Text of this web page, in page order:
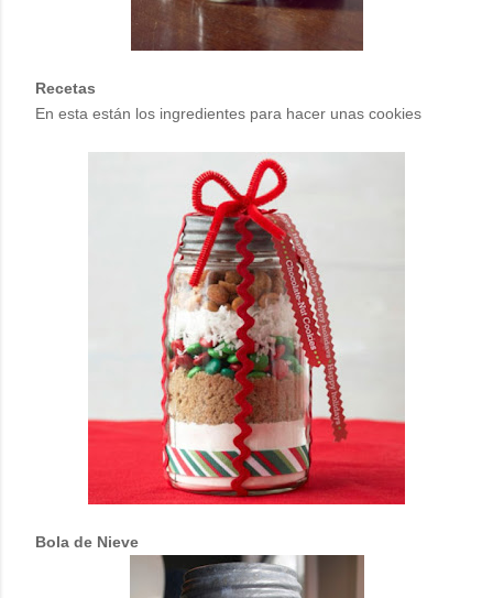
Recetas
En esta están los ingredientes para hacer unas cookies
Bola de Nieve